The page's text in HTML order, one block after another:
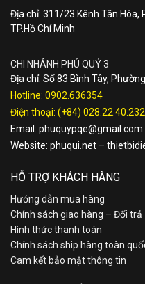
Địa chỉ: 311/23 Kênh Tân Hóa,
TP.Hồ Chí Minh
CHI NHÁNH PHÚ QUÝ 3
Địa chỉ: Số 83 Bình Tây,
Hotline: 0902.636354
Điện thoại: (+84)
Email: phuquypqe@gmail.com
Website: phuqui.net –
HỖ TRỢ KHÁCH HÀNG
Hướng dẫn mua hàng
Chính sách giao hàng – Đổi trả
Hình thức thanh toán
Chính sách ship hàng toàn
Cam kết bảo mật thông tin